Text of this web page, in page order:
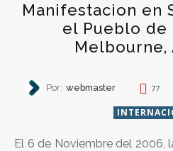
Manifestacion en
el Pueblo de
Melbourne,
Por: webmaster 77
El 6 de Noviembre del 2006,